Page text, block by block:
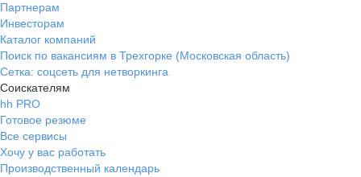
Партнерам
Инвесторам
Каталог компаний
Поиск по вакансиям в Трехгорке (Московская область)
Сетка: соцсеть для нетворкинга
Соискателям
hh PRO
Готовое резюме
Все сервисы
Хочу у вас работать
Производственный календарь